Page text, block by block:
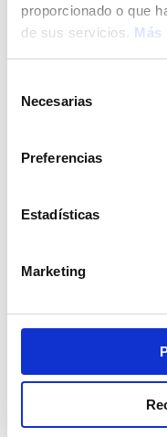
proporcionado o que
de sus servicios. Más
Necesarias
Preferencias
Estadísticas
Marketing
Inviando questo
da The Ibiza TwIIns.
The Ibiza Joy: H-PM 1821
07800 - Ibiza - Islas
T.971 302 158